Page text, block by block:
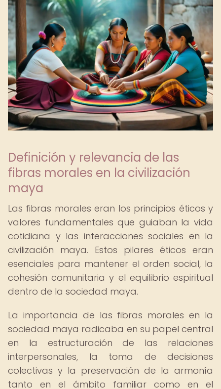
Definición y relevancia de las
fibras morales en la civilización
maya
Las fibras morales eran los principios éticos y
valores fundamentales que guiaban la vida
cotidiana y las interacciones sociales en la
civilización maya. Estos pilares éticos eran
esenciales para mantener el orden social, la
cohesión comunitaria y el equilibrio espiritual
dentro de la sociedad maya.
La importancia de las fibras morales en la
sociedad maya radicaba en su papel central
en la estructuración de las relaciones
interpersonales, la toma de decisiones
colectivas y la preservación de la armonía
tanto en el ámbito familiar como en el